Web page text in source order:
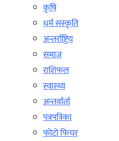
कृषि
धर्म सस्कृति
अन्तर्राष्ट्रिय
समाज
राशिफल
स्वास्थ्य
अन्तर्वार्ता
पत्रपत्रिका
फोटो फिचर